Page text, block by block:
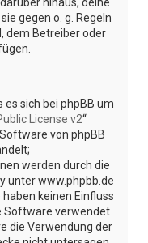
gegen o. g. Regeln
dem Betreiber oder
es sich bei phpBB um
License v2“
von phpBB
werden durch die
unter www.phpbb.de
keinen Einfluss
Software verwendet
die Verwendung der